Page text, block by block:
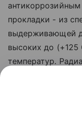
прокладки - из
выдерживающей
высоких до
температур.
"шестерки" до
также для ИЖ-
и 1105.
эти же модели,